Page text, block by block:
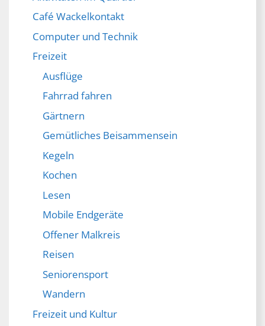
Café Wackelkontakt
Computer und Technik
Freizeit
Ausflüge
Fahrrad fahren
Gärtnern
Gemütliches Beisammensein
Kegeln
Kochen
Lesen
Mobile Endgeräte
Offener Malkreis
Reisen
Seniorensport
Wandern
Freizeit und Kultur